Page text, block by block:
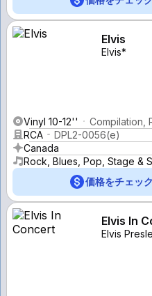
Elvis
Elvis*
Vinyl 10-12''
Compilation,
RCA
DPL2-0056(e)
Canada
Rock, Blues, Pop, Stage &
価格をチェック
Elvis In
Elvis